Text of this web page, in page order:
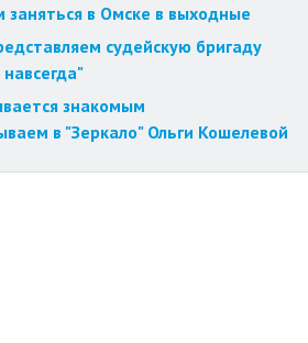
заняться в Омске в выходные
судейскую бригаду
знакомым
в "Зеркало" Ольги Кошелевой